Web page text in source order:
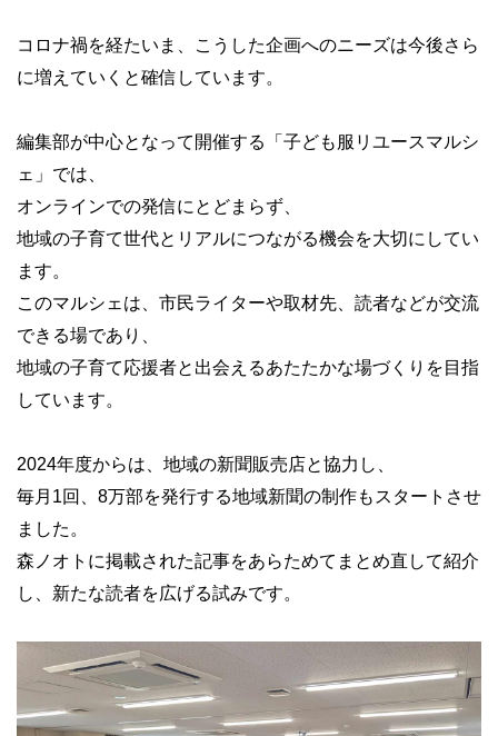
コロナ禍を経たいま、こうした企画へのニーズは今後さら
に増えていくと確信しています。
編集部が中心となって開催する「子ども服リユースマルシ
ェ」では、
オンラインでの発信にとどまらず、
地域の子育て世代とリアルにつながる機会を大切にしてい
ます。
このマルシェは、市民ライターや取材先、読者などが交流
できる場であり、
地域の子育て応援者と出会えるあたたかな場づくりを目指
しています。
2024年度からは、地域の新聞販売店と協力し、
毎月1回、8万部を発行する地域新聞の制作もスタートさせ
ました。
森ノオトに掲載された記事をあらためてまとめ直して紹介
し、新たな読者を広げる試みです。